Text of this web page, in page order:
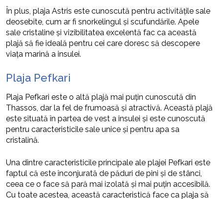
În plus, plaja Astris este cunoscută pentru activitățile sale
deosebite, cum ar fi snorkelingul și scufundările. Apele
sale cristaline și vizibilitatea excelentă fac ca această
plajă să fie ideală pentru cei care doresc să descopere
viața marină a insulei.
Plaja Pefkari
Plaja Pefkari este o altă plajă mai puțin cunoscută din
Thassos, dar la fel de frumoasă și atractivă. Această plajă
este situată în partea de vest a insulei și este cunoscută
pentru caracteristicile sale unice și pentru apa sa
cristalină.
Una dintre caracteristicile principale ale plajei Pefkari este
faptul că este înconjurată de păduri de pini și de stânci,
ceea ce o face să pară mai izolată și mai puțin accesibilă.
Cu toate acestea, această caracteristică face ca plaja să